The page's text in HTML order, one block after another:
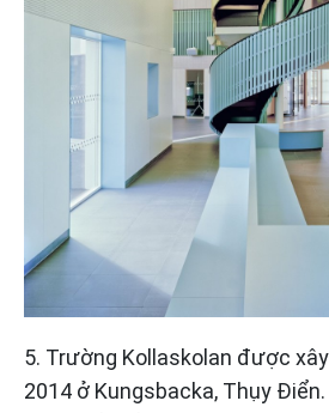
5. Trường Kollaskolan được
2014 ở Kungsbacka, Thụy